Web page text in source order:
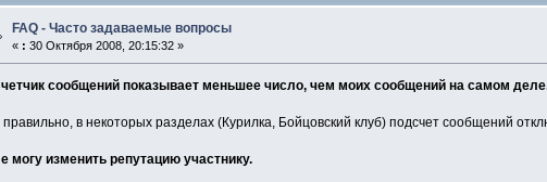
FAQ - Часто задаваемые вопросы
« : 30 Октября 2008, 20:15:32 »
сообщений показывает меньшее число, чем моих сообщений на самом
правильно, в некоторых разделах (Курилка, Бойцовский клуб) подсчет сообщений
могу изменить репутацию участнику.